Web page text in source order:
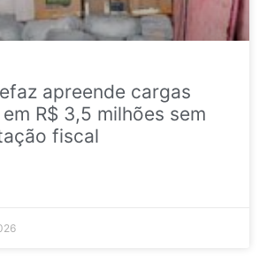
apreende cargas
R$ 3,5 milhões sem
fiscal